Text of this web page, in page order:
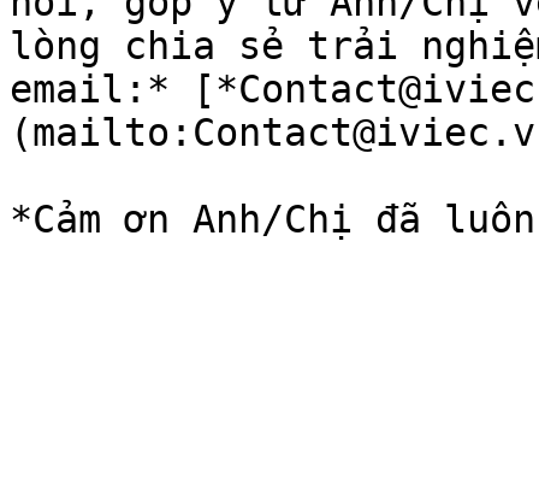
lòng chia sẻ trải
email:*